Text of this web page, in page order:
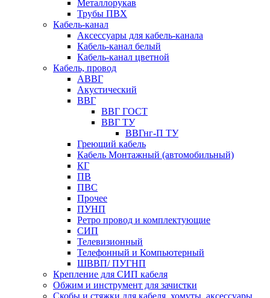
Металлорукав
Трубы ПВХ
Кабель-канал
Аксессуары для кабель-канала
Кабель-канал белый
Кабель-канал цветной
Кабель, провод
АВВГ
Акустический
ВВГ
ВВГ ГОСТ
ВВГ ТУ
ВВГнг-П ТУ
Греющий кабель
Кабель Монтажный (автомобильный)
КГ
ПВ
ПВС
Прочее
ПУНП
Ретро провод и комплектующие
СИП
Телевизионный
Телефонный и Компьютерный
ШВВП/ ПУГНП
Крепление для СИП кабеля
Обжим и инструмент для зачистки